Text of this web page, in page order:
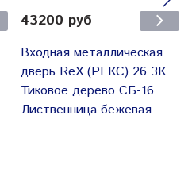
43200 руб
Входная металлическая
дверь ReX (РЕКС) 26 3К
Тиковое дерево СБ-16
Лиственница бежевая